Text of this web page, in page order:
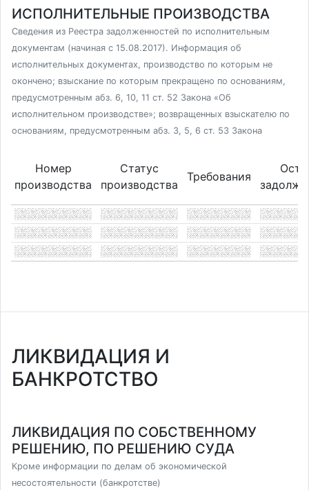
ИСПОЛНИТЕЛЬНЫЕ ПРОИЗВОДСТВА
Сведения из Реестра задолженностей по исполнительным
документам (начиная с 15.08.2017). Информация об
исполнительных документах, производство по которым не
окончено; взыскание по которым прекращено по основаниям,
предусмотренным абз. 6, 10, 11 ст. 52 Закона «Об
исполнительном производстве»; возвращенных взыскателю по
основаниям, предусмотренным абз. 3, 5, 6 ст. 53 Закона
Номер
производства
Статус
производства
Требования
ЛИКВИДАЦИЯ И
БАНКРОТСТВО
ЛИКВИДАЦИЯ ПО СОБСТВЕННОМУ
РЕШЕНИЮ, ПО РЕШЕНИЮ СУДА
Кроме информации по делам об экономической
несостоятельности (банкротстве)